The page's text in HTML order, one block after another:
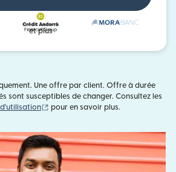
et plus
Une offre par client. Offre à durée
sont susceptibles de changer. Consultez les
(s'ouvre dans une nouvelle fenêtre)
pour en savoir plus.